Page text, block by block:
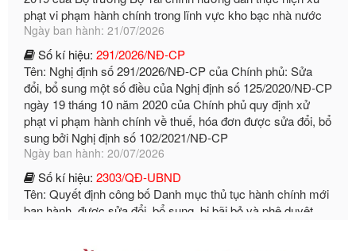
Số kí hiệu:291/2026/NĐ-CP
Tên: Nghị định số 291/2026/NĐ-CP của Chính phủ: Sửa
đổi, bổ sung một số điều của Nghị định số 125/2020/NĐ-СР
ngày 19 tháng 10 năm 2020 của Chính phủ quy định xử
phạt vi phạm hành chính về thuế, hóa đơn được sửa đổi, bổ
sung bởi Nghị định số 102/2021/NĐ-CP
Ngày ban hành: 20/07/2026
Số kí hiệu:2303/QĐ-UBND
Tên: Quyết định công bố Danh mục thủ tục hành chính mới
ban hành, được sửa đổi, bổ sung, bị bãi bỏ và phê duyệt
Quy trình nội bộ, quy trình điện tử giải quyết thủ tục hành
chính trong một số lĩnh vực thuộc phạm vi chức năng quản